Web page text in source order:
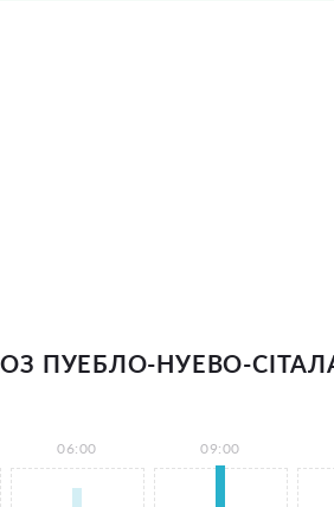
ПУЕБЛО-НУЕВО-
06:00 09:00